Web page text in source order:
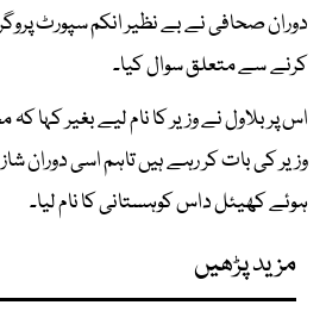
دوران صحافی نے بے نظیر انکم سپورٹ
کرنے سے متعلق سوال کیا۔
اس پر بلاول نے وزیر کا نام لیے بغیر کہا
وزیر کی بات کر رہے ہیں تاہم اسی دوران
ہوئے کھیئل داس کوہستانی کا نام لیا۔
مزید پڑھیں